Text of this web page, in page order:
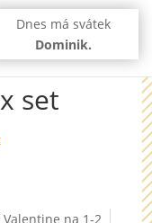
Dnes má svátek
Dominik.
set
na 1-2